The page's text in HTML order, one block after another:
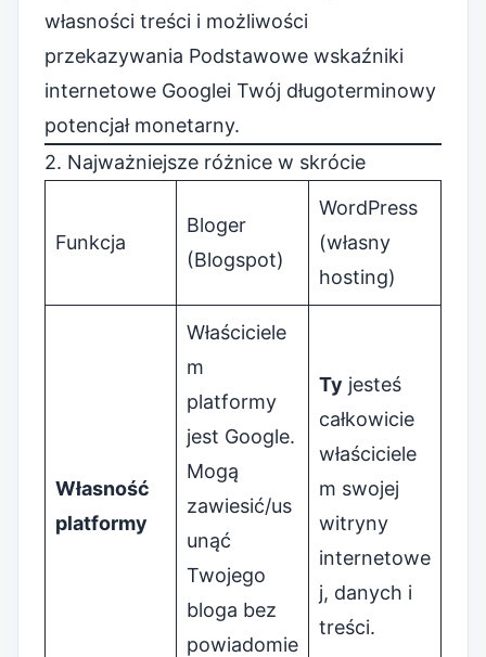
własności treści i możliwości
przekazywania Podstawowe wskaźniki
internetowe Googlei Twój długoterminowy
potencjał monetarny.
2. Najważniejsze różnice w skrócie
Funkcja
Bloger
(Blogspot)
WordPress
(własny
hosting)
Własność
platformy
Właściciele
m
platformy
jest Google.
Mogą
zawiesić/us
unąć
Twojego
bloga bez
powiadomie
Ty jesteś
całkowicie
właściciele
m swojej
witryny
internetowe
j, danych i
treści.